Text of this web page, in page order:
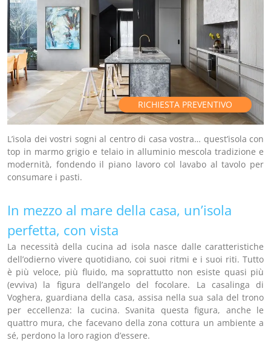
RICHIESTA PREVENTIVO
L’isola dei vostri sogni al centro di casa vostra… quest’isola con
top in marmo grigio e telaio in alluminio mescola tradizione e
modernità, fondendo il piano lavoro col lavabo al tavolo per
consumare i pasti.
In mezzo al mare della casa, un’isola
perfetta, con vista
La necessità della cucina ad isola nasce dalle caratteristiche
dell’odierno vivere quotidiano, coi suoi ritmi e i suoi riti. Tutto
è più veloce, più fluido, ma soprattutto non esiste quasi più
(evviva) la figura dell’angelo del focolare. La casalinga di
Voghera, guardiana della casa, assisa nella sua sala del trono
per eccellenza: la cucina. Svanita questa figura, anche le
quattro mura, che facevano della zona cottura un ambiente a
sé, perdono la loro ragion d’essere.